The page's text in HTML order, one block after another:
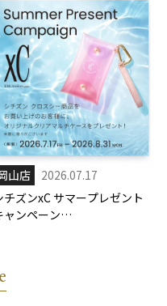
山店
2026.07.17
チズンxC サマープレゼント
ャンペーン